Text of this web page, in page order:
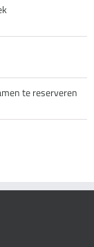
te reserveren